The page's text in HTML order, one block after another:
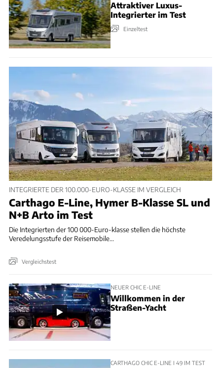
Attraktiver Luxus-
Integrierter im Test
Einzeltest
INTEGRIERTE DER 100.000-EURO-KLASSE IM VERGLEICH
Carthago E-Line, Hymer B-Klasse SL und
N+B Arto im Test
Die Integrierten der 100 000-Euro-klasse stellen die höchste
Veredelungsstufe der Reisemobile...
Vergleichstest
NEUER CHIC E-LINE
Willkommen in der
Straßen-Yacht
CARTHAGO CHIC E-LINE I 49 IM TEST